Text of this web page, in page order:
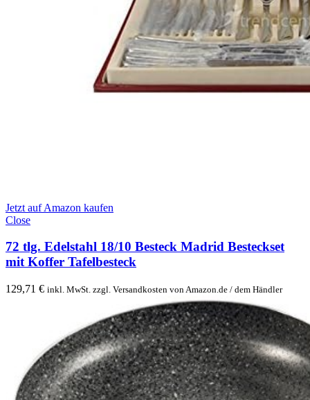
Jetzt auf Amazon kaufen
Close
72 tlg. Edelstahl 18/10 Besteck Madrid Besteckset
mit Koffer Tafelbesteck
129,71 € inkl. MwSt. zzgl. Versandkosten von Amazon.de / dem Händler